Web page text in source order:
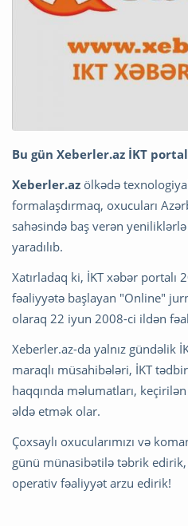
Bu gün Xeberler.az İKT
Xeberler.az ölkədə
formalaşdırmaq, oxucuları
sahəsində baş verən
yaradılıb.
Xatırladaq ki, İKT xəbər portalı
fəaliyyətə başlayan "Online"
olaraq 22 iyun 2008-ci ildən
Xeberler.az-da yalnız gündəlik
maraqlı müsahibələri, İKT
haqqında məlumatları,
əldə etmək olar.
Çoxsaylı oxucularımızı və
günü münasibətilə təbrik
operativ fəaliyyət arzu edirik!